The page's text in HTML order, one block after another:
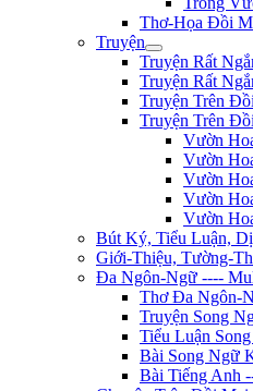
Thơ-Họa Đồi
Truyện
Truyện Rất
Truyện Rất
Truyện Trên
Truyện Trên
Vườn
Vườn
Vườn
Vườn
Vườn
Bút Ký, Tiểu Luận,
Giới-Thiệu, Tường-
Đa Ngôn-Ngữ ----
Thơ Đa Ngôn-
Truyện Song
Tiểu Luận
Bài Song Ngữ
Bài Tiếng Anh